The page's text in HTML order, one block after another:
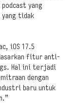
yang
yang tidak
iOS 17.5
fitur anti-
Hal ini terjadi
dengan
baru untuk